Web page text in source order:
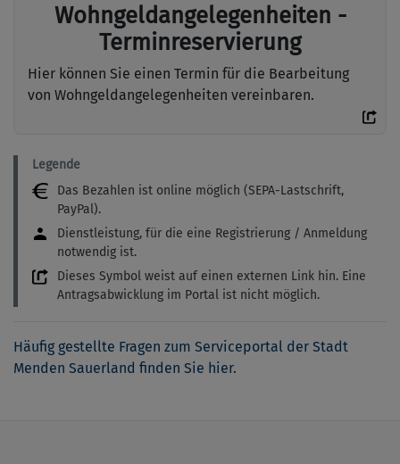
Wohngeldangelegenheiten -
Terminreservierung
Hier können Sie einen Termin für die Bearbeitung
von Wohngeldangelegenheiten vereinbaren.
Legende
Das Bezahlen ist online möglich (SEPA-Lastschrift,
PayPal).
Dienstleistung, für die eine Registrierung / Anmeldung
notwendig ist.
Dieses Symbol weist auf einen externen Link hin. Eine
Antragsabwicklung im Portal ist nicht möglich.
Häufig gestellte Fragen zum Serviceportal der Stadt
Menden Sauerland finden Sie hier.